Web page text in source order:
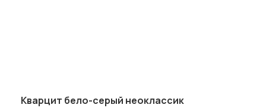
Кварцит бело-серый неоклассик